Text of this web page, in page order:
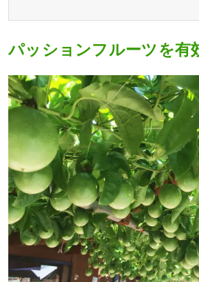
パッションフルーツを有